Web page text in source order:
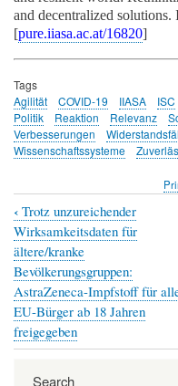
and decentralized solutions.
[pure.iiasa.ac.at/16820]
Tags
Agilität
COVID-19 IIASA ISC
Politik
Reaktion Relevanz
Verbesserungen
Wissenschaftssysteme
Book
traversal
links
for
Transformationen
auf
‹ Trotz unzureichender
Wirksamkeitsdaten für
ältere/kranke
Bevölkerungsgruppen:
AstraZeneca-Impfstoff für
EU-Bürger ab 18 Jahren
freigegeben
Search